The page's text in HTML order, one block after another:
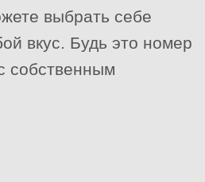
выбрать себе
вкус. Будь это номер
собственным